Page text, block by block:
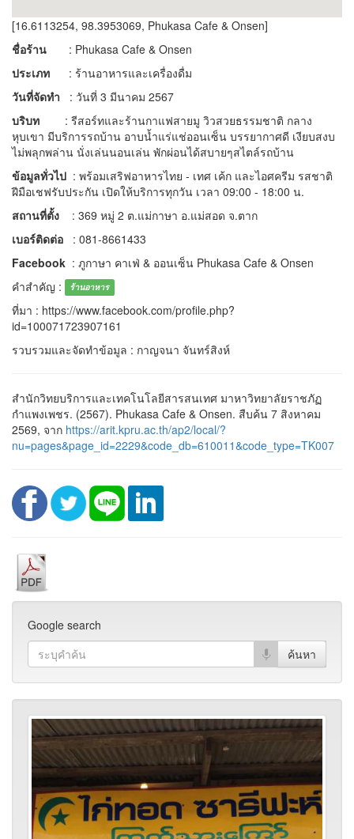
[16.6113254, 98.3953069, Phukasa Cafe & Onsen]
ชื่อร้าน
: Phukasa Cafe & Onsen
ประเภท : ร้านอาหารและเครื่องดื่ม
วันที่จัดทำ : วันที่ 3 มีนาคม 2567
บริบท
: รีสอร์ทและร้านกาแฟสายมู วิวสวยธรรมชาติ กลาง
หุบเขา มีบริการรถบ้าน อาบน้ำแร่แช่ออนเซ็น บรรยากาศดี เงียบสงบ
ไม่พลุกพล่าน นั่งเล่นนอนเล่น พักผ่อนได้สบายๆสไตล์รถบ้าน
ข้อมูลทั่วไป : พร้อมเสริฟอาหารไทย - เทศ เค้ก และไอศครีม รสชาติ
ฝีมือเชฟรับประกัน เปิดให้บริการทุกวัน เวลา 09:00 - 18:00 น.
สถานที่ตั้ง : 369 หมู่ 2 ต.แม่กาษา อ.แม่สอด จ.ตาก
เบอร์ติดต่อ
: 081-8661433
Facebook : ภูกาษา คาเฟ่ & ออนเซ็น Phukasa Cafe & Onsen
คำสำคัญ :
ร้านอาหาร
ที่มา : https://www.facebook.com/profile.php?
id=100071723907161
รวบรวมและจัดทำข้อมูล : กาญจนา จันทร์สิงห์
สำนักวิทยบริการและเทคโนโลยีสารสนเทศ มาหาวิทยาลัยราชภัฏ
กำแพงเพชร. (2567). Phukasa Cafe & Onsen. สืบค้น 7 สิงหาคม
2569, จาก https://arit.kpru.ac.th/ap2/local/?
nu=pages&page_id=2229&code_db=610011&code_type=TK007
Google search